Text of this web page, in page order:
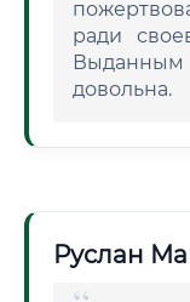
ради
довольна.
Руслан